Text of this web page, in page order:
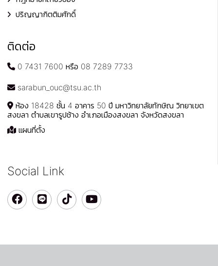
ปริญญากิตติมศักดิ์
ติดต่อ
0 7431 7600 หรือ 08 7289 7733
sarabun_ouc@tsu.ac.th
ห้อง 18428 ชั้น 4 อาคาร 50 ปี มหาวิทยาลัยทักษิณ วิทยาเขต
สงขลา ตำบลเขารูปช้าง อำเภอเมืองสงขลา จังหวัดสงขลา
แผนที่ตั้ง
Social Link